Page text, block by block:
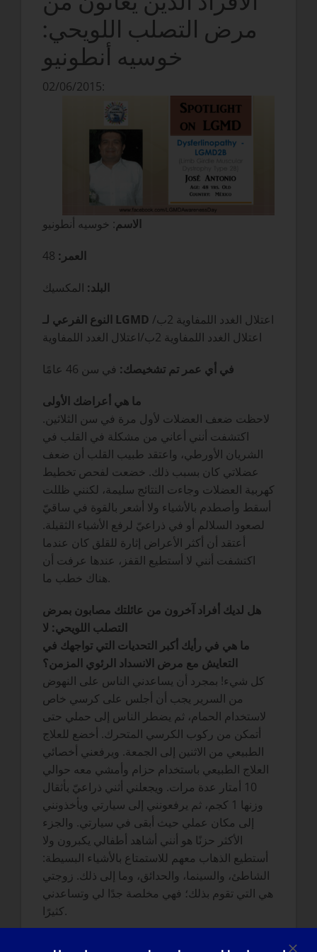
مرض التصلب اللويحي:
خوسيه أنطونيو
02/06/2015:
الاسم: خوسيه أنطونيو
العمر:
البلد: المكسيك
النوع الفرعي لـ LGMD
اعتلال الغدد اللمفاوية 2ب/اعتلال الغدد اللمفاوية
في أي عمر تم تشخيصك: في سن 46 عامًا
ما هي أعراضك الأولى
لاحظت ضعف العضلات لأول مرة في سن الثلاثين.
اكتشفت أنني أعاني من مشكلة في القلب في
الشريان الأورطي، واعتقد طبيب القلب أن ضعف
عضلاتي كان بسبب ذلك. خضعت لفحص تخطيط
كهربية العضلات وجاءت النتائج سليمة، لكنني ظللت
أسقط وأصطدم بالأشياء ولا أشعر بالقوة في ساقيّ
لصعود السلالم أو في ذراعيّ لرفع الأشياء الثقيلة.
أعتقد أن أكثر الأعراض إثارة للقلق كان عندما
اكتشفت أنني لا أستطيع القفز، عندها عرفت أن
هناك خطب ما.
هل لديك أفراد آخرون من عائلتك مصابون بمرض
التصلب اللويحي: لا
ما هي في رأيك أكبر التحديات التي تواجهك في
التعايش مع مرض الانسداد الرئوي المزمن؟
كل شيء! بمجرد أن يساعدني الناس على النهوض
من السرير يجب أن أجلس على كرسي خاص
لاستخدام الحمام، ثم يضطر الناس إلى حملي حتى
أتمكن من ركوب الكرسي المتحرك. أخضع للعلاج
الطبيعي من الاثنين إلى الجمعة. ويرفعني أخصائي
العلاج الطبيعي باستخدام حزام وأمشي معه حوالي
10 أمتار عدة مرات. ويجعلني أثني ذراعيّ بأثقال
وزنها 1 كجم، ثم يرفعونني إلى سيارتي ويأخذونني
إلى مكان عملي حيث أبقى في سيارتي. والجزء
الأكثر حزنًا هو أنني أشاهد أطفالي يكبرون ولا
أستطيع الذهاب معهم للاستمتاع بالأشياء البسيطة:
الشاطئ، والسينما، والحدائق، وما إلى ذلك. زوجتي
هي التي تقوم بذلك؛ فهي مخلصة جدًا لي وتساعدني
كثيرًا.